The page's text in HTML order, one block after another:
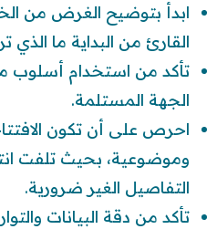
ابدأ بتوضيح الغرض من
القارئ من البداية ما الذي
تأكد من استخدام
الجهة المستلمة.
احرص على أن تكون
وموضوعية، بحيث تلفت
التفاصيل الغير ضرورية.
تأكد من دقة البيانات